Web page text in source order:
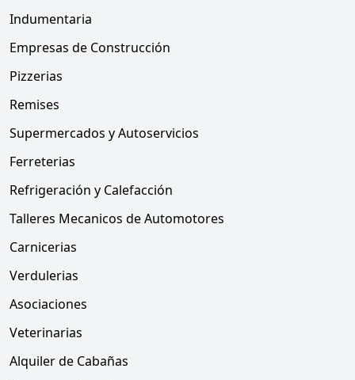
Indumentaria
Empresas de Construcción
Pizzerias
Remises
Supermercados y Autoservicios
Ferreterias
Refrigeración y Calefacción
Talleres Mecanicos de Automotores
Carnicerias
Verdulerias
Asociaciones
Veterinarias
Alquiler de Cabañas